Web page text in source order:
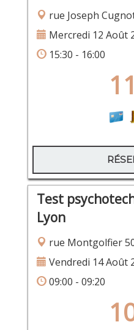
rue Joseph
Mercredi 12 Août
15:30 - 16:00
Test
Lyon
rue Montgolfier
Vendredi 14 Août
09:00 - 09:20